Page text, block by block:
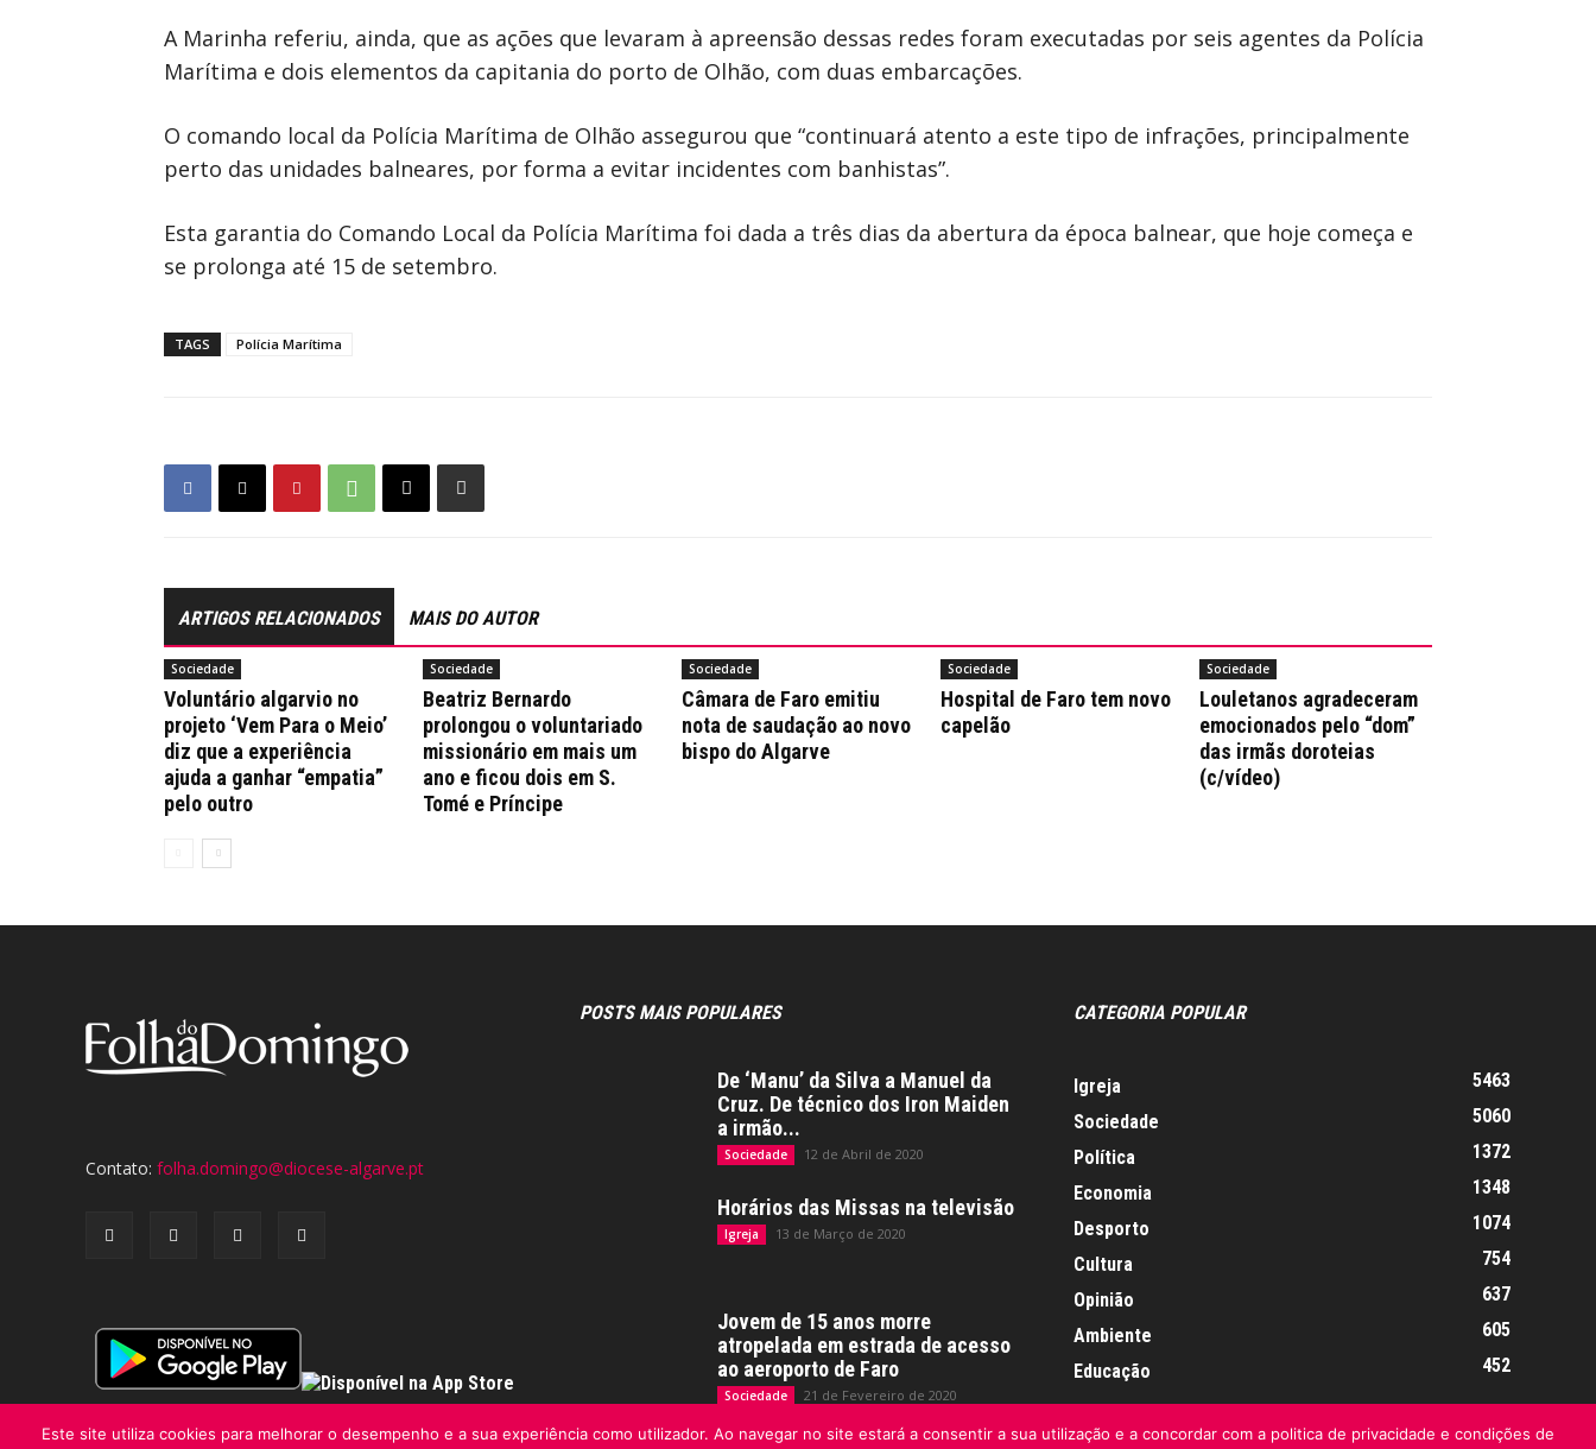
A Marinha referiu, ainda, que as ações que levaram à apreensão dessas redes foram executadas por seis agentes da Polícia
Marítima e dois elementos da capitania do porto de Olhão, com duas embarcações.
O comando local da Polícia Marítima de Olhão assegurou que “continuará atento a este tipo de infrações, principalmente
perto das unidades balneares, por forma a evitar incidentes com banhistas”.
Esta garantia do Comando Local da Polícia Marítima foi dada a três dias da abertura da época balnear, que hoje começa e
se prolonga até 15 de setembro.
TAGS Polícia Marítima
ARTIGOS RELACIONADOS MAIS DO AUTOR
Sociedade
Voluntário algarvio no
projeto ‘Vem Para o Meio’
diz que a experiência
ajuda a ganhar “empatia”
pelo outro
Sociedade
Beatriz Bernardo
prolongou o voluntariado
missionário em mais um
ano e ficou dois em S.
Tomé e Príncipe
Sociedade
Câmara de Faro emitiu
nota de saudação ao novo
bispo do Algarve
Sociedade
Hospital de Faro tem novo
capelão
Sociedade
Louletanos agradeceram
emocionados pelo “dom”
das irmãs doroteias
(c/vídeo)
Contato: folha.domingo@diocese-algarve.pt
POSTS MAIS POPULARES
De ‘Manu’ da Silva a Manuel da
Cruz. De técnico dos Iron Maiden
a irmão...
Sociedade 12 de Abril de 2020
Horários das Missas na televisão
Igreja 13 de Março de 2020
Jovem de 15 anos morre
atropelada em estrada de acesso
ao aeroporto de Faro
Sociedade 21 de Fevereiro de 2020
CATEGORIA POPULAR
Igreja
5463
Sociedade
5060
Política
1372
Economia
1348
Desporto
1074
Cultura
754
Opinião
637
Ambiente
605
Educação
452
Este site utiliza cookies para melhorar o desempenho e a sua experiência como utilizador. Ao navegar no site estará a consentir a sua utilização e a concordar com a politica de privacidade e condições de